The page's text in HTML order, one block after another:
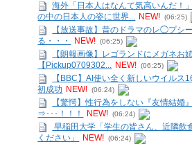
海外「日本人はなんて気高いんだ！
の中の日本人の姿に世界... NEW! (06:25)
【放送事故】昔のドラマのレ◯プシ
る・・・
NEW! (06:25)
【朗報画像】レゴランドにメガネお
【Pickup0709302... NEW! (06:25)
【BBC】AI使い全く新しいウイルス
初成功 NEW! (06:24)
【驚愕】性行為をしない『友情結婚
⇒･･･！！！
NEW! (06:24)
早稲田大学「学生の皆さん、近隣飲
ください」
NEW! (06:24)